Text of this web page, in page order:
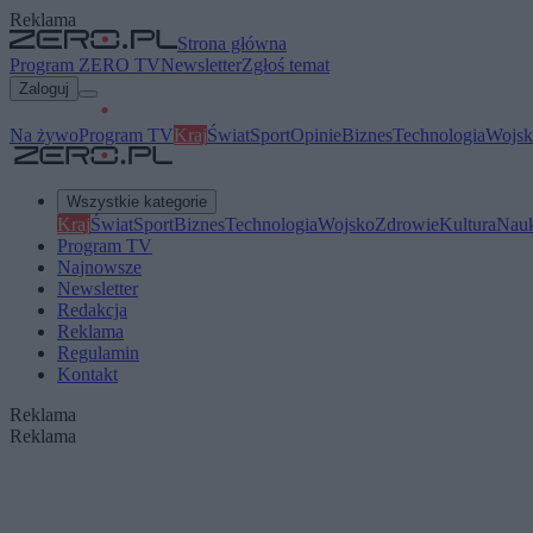
Reklama
Strona główna
Program ZERO TVNewsletterZgłoś temat
Zaloguj
Na żywoProgram TVKrajŚwiatSportOpinieBiznesTechnologia
Wszystkie kategorie
KrajŚwiatSportBiznesTechnologiaWojskoZdrowieKultura
Program TV
Najnowsze
Newsletter
Redakcja
Reklama
Regulamin
Kontakt
Reklama
Reklama